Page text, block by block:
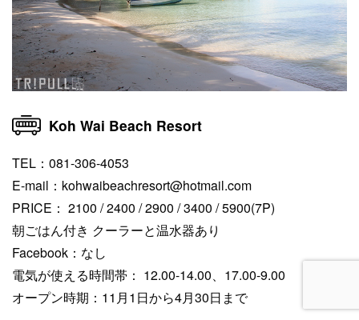
Koh Wai Beach Resort
TEL：081-306-4053
E-mail：kohwaibeachresort@hotmail.com
PRICE： 2100 / 2400 / 2900 / 3400 / 5900(7P)
朝ごはん付き クーラーと温水器あり
Facebook：なし
電気が使える時間帯： 12.00-14.00、17.00-9.00
オープン時期：11月1日から4月30日まで